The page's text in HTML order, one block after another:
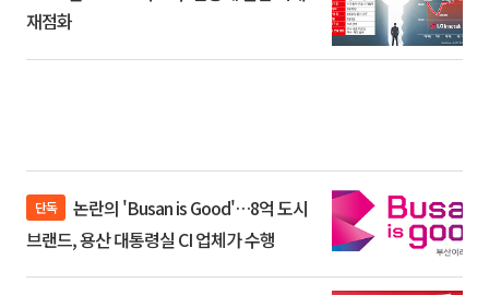
재점화
단독
브랜드, 용산 대통령실 CI 업체가 수행